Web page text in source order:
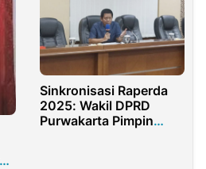
Sinkronisasi Raperda
2025: Wakil DPRD
Purwakarta Pimpin